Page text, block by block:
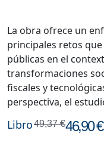
Libro49,37 €46,90 €
La obra ofrece un
principales retos
públicas en el
transformaciones
fiscales y
perspectiva, el